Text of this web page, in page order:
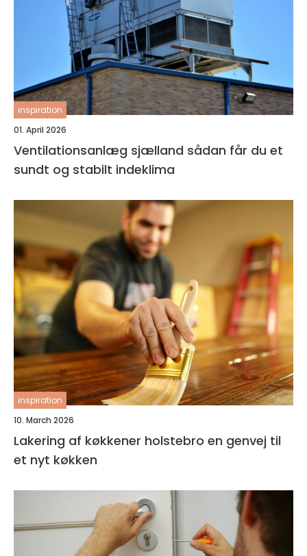
inspiration
01. April 2026
Ventilationsanlæg sjælland sådan får du et
sundt og stabilt indeklima
inspiration
10. March 2026
Lakering af køkkener holstebro en genvej til
et nyt køkken